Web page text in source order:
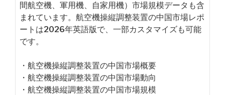
間航空機、軍用機、自家用機）市場規模データも含
まれています。航空機操縦調整装置の中国市場レポ
ートは2026年英語版で、一部カスタマイズも可能
です。
・航空機操縦調整装置の中国市場概要
・航空機操縦調整装置の中国市場動向
・航空機操縦調整装置の中国市場規模